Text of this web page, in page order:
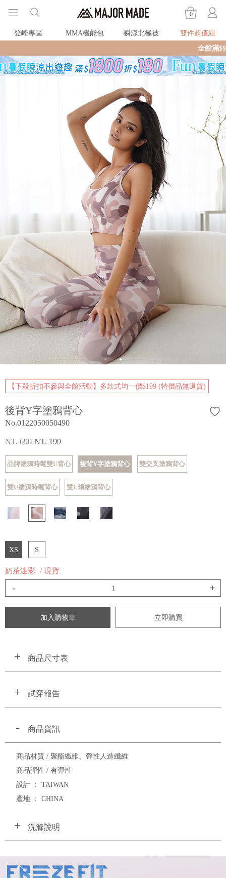
0
登峰專區 MMA機能包 瞬涼北極被
雙件超值組
全館滿$990即享免
【下殺折扣不參與全館活動】多款式均一價$199 (特價品無退貨)
後背Y字塗鴉背心
No.0122050050490
NT. 690 NT. 199
品牌塗鴉時髦雙U背心 後背Y字塗鴉背心 雙交叉塗鴉背心
雙U塗鴉時髦背心 雙U領塗鴉背心
XS S
奶茶迷彩 / 現貨
- +
加入購物車 立即購買
商品尺寸表
試穿報告
商品資訊
商品材質 / 聚酯纖維、彈性人造纖維
商品彈性 / 有彈性
設計 ： TAIWAN
產地 ： CHINA
洗滌說明